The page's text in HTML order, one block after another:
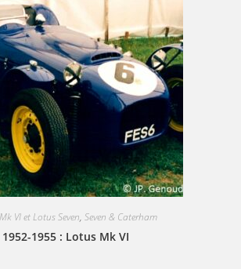
VI et Lotus Seven, Seven & Caterham
1952-1955 : Lotus Mk VI